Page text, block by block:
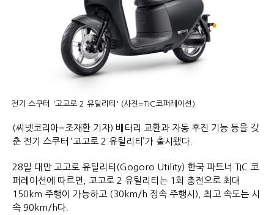
전기 스쿠터 '고고로 2 유틸리티' (사진=TIC코퍼레이션)
(씨넷코리아=조재환 기자) 배터리 교환과 자동 후진 기능 등을 갖
춘 전기 스쿠터 ‘고고로 2 유틸리티’가 출시됐다.
28일 대만 고고로 유틸리티(Gogoro Utility) 한국 파트너 TIC 코
퍼레이션에 따르면, 고고로 2 유틸리티는 1회 충전으로 최대
150km 주행이 가능하고 (30km/h 정속 주행시), 최고 속도는 시
속 90km/h다.